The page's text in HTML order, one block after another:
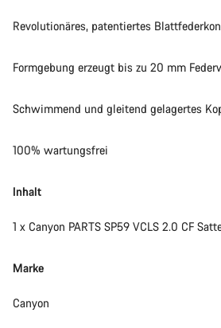
Revolutionäres, patentiertes
Formgebung erzeugt bis zu 20 mm
Schwimmend und gleitend gelagertes
100% wartungsfrei
Inhalt
1 x Canyon PARTS SP59 VCLS 2.0 CF
Marke
Canyon